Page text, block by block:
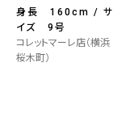
身長 160cm / サ
イズ 9号
コレットマーレ店（横浜
桜木町）